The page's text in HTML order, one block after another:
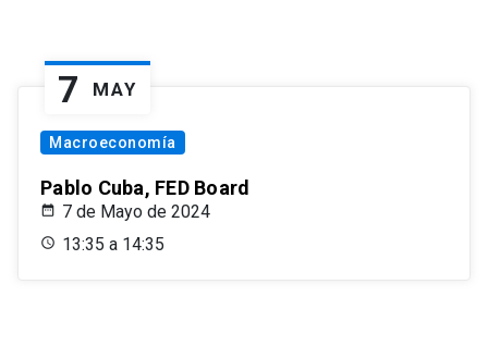
7 MAY
Macroeconomía
Pablo Cuba, FED Board
7 de Mayo de 2024
13:35 a 14:35